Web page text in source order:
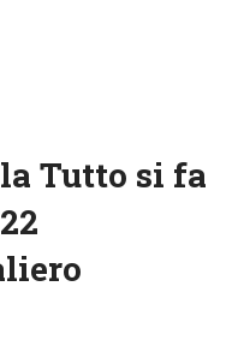
Tutto si fa